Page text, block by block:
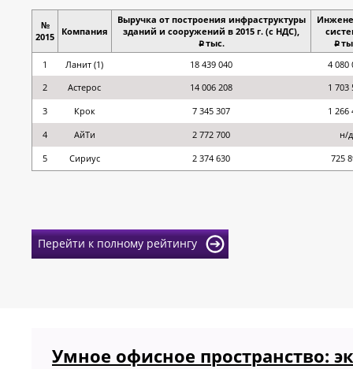
№
2015
Компания
Выручка от построения инфраструктуры
зданий и сооружений в 2015 г. (с НДС),
p тыс. p
1
Ланит (1) 18 439 040
4 080
2
Астерос 14 006 208
1 703
3
Крок 7 345 307
1 266
4
АйТи 2 772 700
н/д
5
Сириус 2 374 630 725
Перейти к полному рейтингу
Умное офисное пространство: